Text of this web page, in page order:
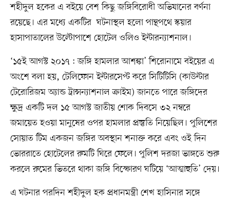
শহীদুল হকের এ বইয়ে বেশ কিছু জঙ্গিবিরোধী অভিযানের বর্ণনা
রয়েছে। এর মধ্যে একটির ঘটনাস্থল হলো পান্থপথে স্কয়ার
হাসাপাতালের উল্টোপাশে হোটেল ওলিও ইন্টারন্যাশনাল।
‘১৫ই আগস্ট ২০১৭ : জঙ্গি হামলার আশঙ্কা’ শিরোনামে বইয়ের এ
অংশে বলা হয়, টেলিফোন ইন্টারসেপ্ট করে সিটিটিসি (কাউন্টার
টেরোরিজম অ্যান্ড ট্রান্সন্যাশনাল ক্রাইম) জানতে পারে জঙ্গিদের
ক্ষুদ্র একটি দল ১৫ আগস্ট জাতীয় শোক দিবসে ৩২ নম্বরে
জমায়েত হওয়া মানুষের ওপর হামলার প্রস্তুতি নিয়েছিল। পুলিশের
সোয়াত টিম একজন জঙ্গির অবস্থান শনাক্ত করে এবং ওই দিন
ভোররাতে হোটেলের রুমটি ঘিরে ফেলে। পুলিশ দরজা ভাঙ্গতে শুরু
করলে রুমের ভিতরে থাকা জঙ্গি বিস্ফোরণ ঘটিয়ে ‘আত্মাহুতি’ দেয়।
এ ঘটনার পরদিন শহীদুল হক প্রধানমন্ত্রী শেখ হাসিনার সঙ্গে